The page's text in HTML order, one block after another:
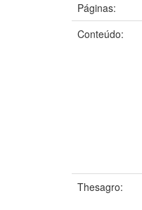
Páginas:
Conteúdo:
Thesagro: